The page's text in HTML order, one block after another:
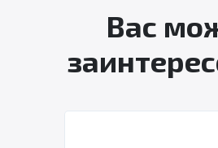
Вас